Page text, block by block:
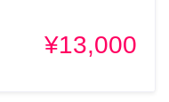
¥13,000